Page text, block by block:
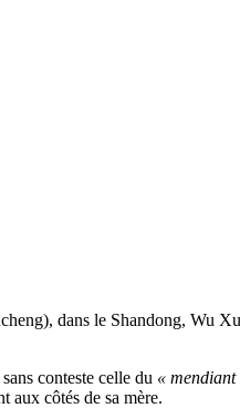
dans le Shandong, Wu
conteste celle du « mendiant
aux côtés de sa mère.